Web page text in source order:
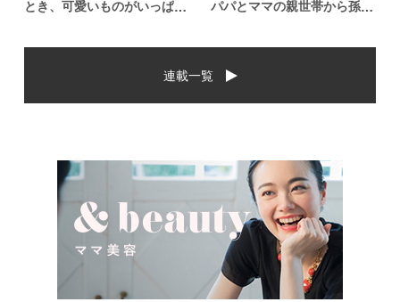
とき、可愛いものがいっぱい
の気持ちを込めて贈るものだ
いし、たくさん使ってもらえ
るものをプレゼントしたい。
パパとママの親世帯から孫誕
た場合、今現在のお祝いの相
んなものなのでしょうか。ま
た、出産祝いに関して気をつ
連載一覧